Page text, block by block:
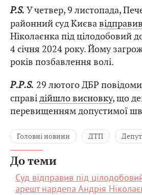
P.S. У четвер, 9 листопада,
районний суд Києвавідправив
Ніколаєнка під цілодобовий
4 січня 2024 року. Йому
років позбавлення волі.
Р.Р.S. 29 лютого ДБР
справідійшло висновку, що
перевищенням допустимої
Головні новини ДТП
До теми
Суд відправив під
арешт нардепа Андрія